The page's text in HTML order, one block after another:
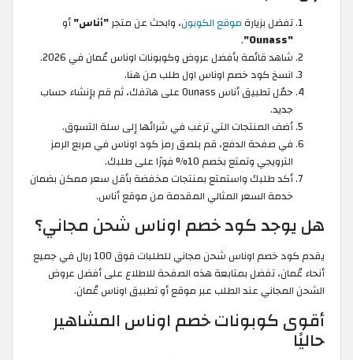
تفضل بزيارة موقع الكوبون، وابحث عن متجر"أناس"أو
"Ounass"
.
شاهد قائمة بأفضل عروض وكوبونات اوناس عُمان في 2026.
انسخ كود خصم اوناس اول طلب من هنا.
حمّل تطبيق أناس Ounass على هاتفك، ثم قم بإنشاء حساب
جديد.
أضف المنتجات التي ترغب في شرائها إلى سلة التسوق.
في صفحة الدفع، قم بلصق رمز كود اوناس في مربع الرمز
الترويجي وتمتع بخصم 10% فورًا على طلبك.
أكد طلبك واستمتع بمنتجات مخفضة بأقل سعر ممكن بضمان
خدمة السعر المثالي المقدمة من موقع أناس.
هل يوجد كود خصم اوناس شحن مجاني؟
يقدم كود خصم اوناس شحن مجاني للطلبات فوق 100 ريال في جميع
أنحاء عُمان، تفضل بمتابعة هذه الصفحة للاطلاع على أفضل عروض
الشحن المجاني عند الطلب عبر موقع أو تطبيق اوناس عُمان.
أقوى كوبونات خصم اوناس المشاهير
حاليًا